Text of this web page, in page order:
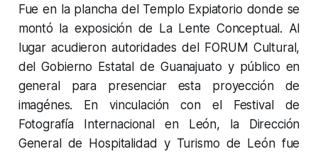
Fue en la plancha del Templo Expiatorio donde se
montó la exposición de La Lente Conceptual. Al
lugar acudieron autoridades del FORUM Cultural,
del Gobierno Estatal de Guanajuato y público en
general para presenciar esta proyección de
imagénes. En vinculación con el Festival de
Fotografía Internacional en León, la Dirección
General de Hospitalidad y Turismo de León fue